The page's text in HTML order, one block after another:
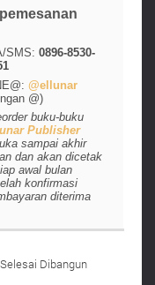
SMS:0896-8530-
@ellunar
@)
buku-buku
Publisher
sampai akhir
dan akan dicetak
awal bulan
konfirmasi
diterima
Dibangun